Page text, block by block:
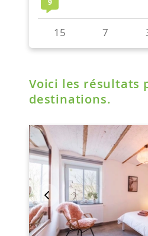
Voici les résultats
destinations.